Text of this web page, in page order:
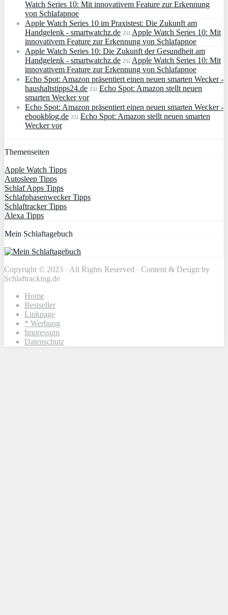
Watch Series 10: Mit innovativem Feature zur Erkennung
von Schlafapnoe
Apple Watch Series 10 im Praxistest: Die Zukunft am
Handgelenk - smartwatchz.de zu Apple Watch Series 10: Mit
innovativem Feature zur Erkennung von Schlafapnoe
Apple Watch Series 10: Die Zukunft der Gesundheit am
Handgelenk - smartwatchz.de zu Apple Watch Series 10: Mit
innovativem Feature zur Erkennung von Schlafapnoe
Echo Spot: Amazon präsentiert einen neuen smarten Wecker -
haushaltstipps24.de zu Echo Spot: Amazon stellt neuen
smarten Wecker vor
Echo Spot: Amazon präsentiert einen neuen smarten Wecker -
ebookblog.de zu Echo Spot: Amazon stellt neuen smarten
Wecker vor
Themenseiten
Apple Watch Tipps
Autosleep Tipps
Schlaf Apps Tipps
Schlafphasenwecker Tipps
Schlaftracker Tipps
Alexa Tipps
Mein Schlaftagebuch
Copyright © 2023 · All Rights Reserved · Content & Design by
Schlaftracking.de
Home
Bestseller
Linkpage
* Werbung
Impressum
Datenschutz